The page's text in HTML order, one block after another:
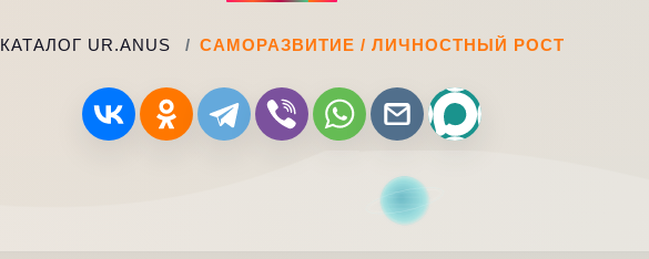
КАТАЛОГ UR.ANUS САМОРАЗВИТИЕ / ЛИЧНОСТНЫЙ РОСТ